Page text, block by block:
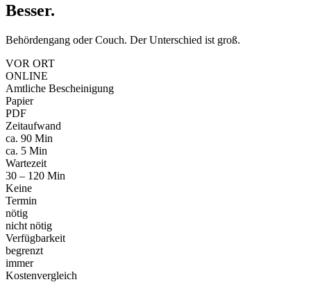
Besser.
Behördengang oder Couch. Der Unterschied ist groß.
VOR ORT
ONLINE
Amtliche Bescheinigung
Papier
PDF
Zeitaufwand
ca. 90 Min
ca. 5 Min
Wartezeit
30 – 120 Min
Keine
Termin
nötig
nicht nötig
Verfügbarkeit
begrenzt
immer
Kostenvergleich